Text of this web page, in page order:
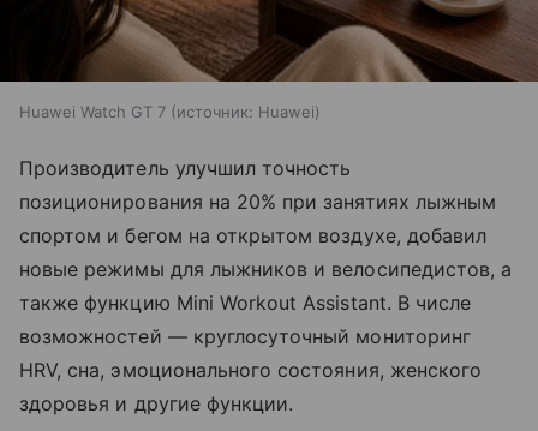
Huawei Watch GT 7 источник: Huawei
Производитель улучшил точность
позиционирования на 20% при занятиях лыжным
спортом и бегом на открытом воздухе, добавил
новые режимы для лыжников и велосипедистов, а
также функцию Mini Workout Assistant. В числе
возможностей — круглосуточный мониторинг
HRV, сна, эмоционального состояния, женского
здоровья и другие функции.